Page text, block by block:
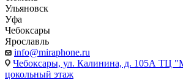
Ульяновск
Уфа
Чебоксары
Ярославль
info@miraphone.ru
Чебоксары, ул. Калинина, д. 105А ТЦ
цокольный этаж